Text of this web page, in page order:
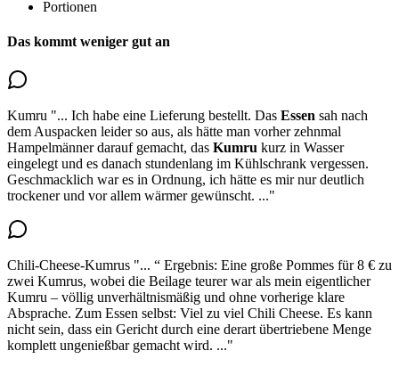
Portionen
Das kommt weniger gut an
Kumru "... Ich habe eine Lieferung bestellt. Das Essen sah nach
dem Auspacken leider so aus, als hätte man vorher zehnmal
Hampelmänner darauf gemacht, das Kumru kurz in Wasser
eingelegt und es danach stundenlang im Kühlschrank vergessen.
Geschmacklich war es in Ordnung, ich hätte es mir nur deutlich
trockener und vor allem wärmer gewünscht. ..."
Chili-Cheese-Kumrus "... “ Ergebnis: Eine große Pommes für 8 € zu
zwei Kumrus, wobei die Beilage teurer war als mein eigentlicher
Kumru – völlig unverhältnismäßig und ohne vorherige klare
Absprache. Zum Essen selbst: Viel zu viel Chili Cheese. Es kann
nicht sein, dass ein Gericht durch eine derart übertriebene Menge
komplett ungenießbar gemacht wird. ..."